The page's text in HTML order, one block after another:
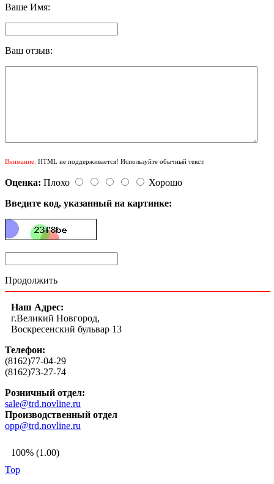
Ваше Имя:
Ваш отзыв:
Внимание: HTML не поддерживается! Используйте обычный текст.
Оценка: Плохо
Хорошо
Введите код, указанный на картинке:
Продолжить
Наш Адрес:
г.Великий Новгород,
Воскресенский бульвар 13
Телефон:
(8162)77-04-29
(8162)73-27-74
Розничный отдел:
sale@trd.novline.ru
Производственный отдел
opp@trd.novline.ru
100% (1.00)
Top